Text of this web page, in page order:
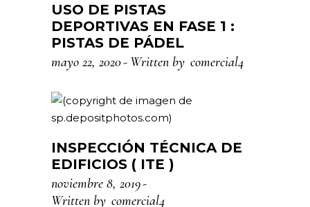
USO DE PISTAS
DEPORTIVAS EN FASE 1 :
PISTAS DE PÁDEL
mayo 22, 2020 Written by comercial4
INSPECCIÓN TÉCNICA DE
EDIFICIOS ( ITE )
noviembre 8, 2019
Written by comercial4